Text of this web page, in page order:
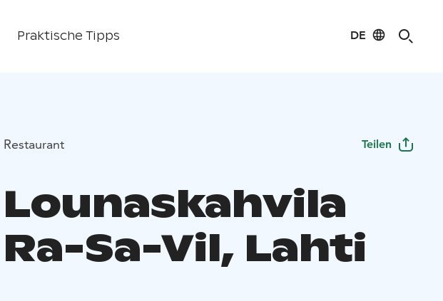
Praktische Tipps DE
Restaurant Teilen
Lounaskahvila
Ra-Sa-Vil, Lahti